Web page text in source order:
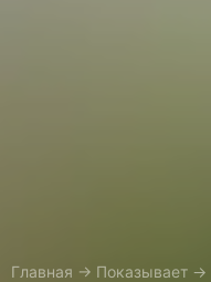
Главная → Показывает →